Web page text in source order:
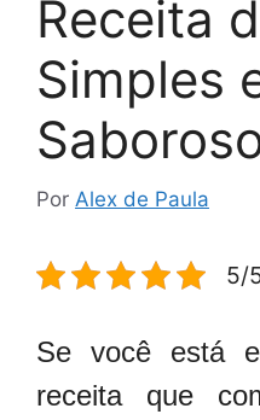
Receita
Simples
Por Alex de Paula
5/
Se você está
receita que